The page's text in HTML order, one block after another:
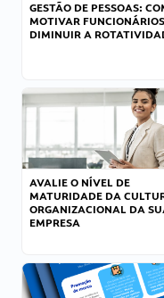
GESTÃO DE PESSOAS:
MOTIVAR
DIMINUIR A
AVALIE O NÍVEL DE
MATURIDADE DA
ORGANIZACIONAL DA
EMPRESA